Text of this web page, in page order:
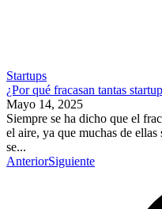
Startups
¿Por qué fracasan tantas
Mayo 14, 2025
Siempre se ha dicho que el
el aire, ya que muchas de
se...
AnteriorSiguiente